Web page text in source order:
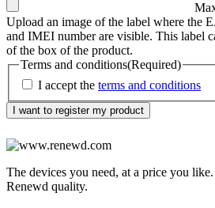
Upload an image of the label where the
and IMEI number are visible. This label
of the box of the product.
Terms and conditions(Required)
I accept the terms and conditions
The devices you need, at a price you
Renewd quality.